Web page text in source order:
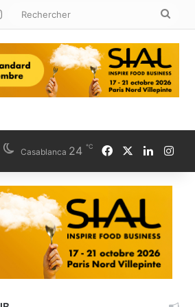
Instagram
Casablanca 24 ℃ FacebookLinkedin